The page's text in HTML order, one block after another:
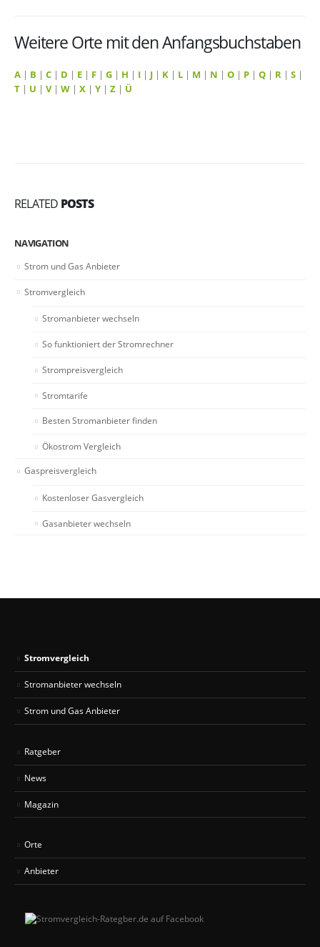
Weitere Orte mit den Anfangsbuchstaben
A | B | C | D | E | F | G | H | I | J | K | L | M | N | O | P | Q | R | S |
T | U | V| W | X | Y | Z | Ü
RELATED POSTS
NAVIGATION
Strom und Gas Anbieter
Stromvergleich
Stromanbieter wechseln
So funktioniert der Stromrechner
Strompreisvergleich
Stromtarife
Besten Stromanbieter finden
Ökostrom Vergleich
Gaspreisvergleich
Kostenloser Gasvergleich
Gasanbieter wechseln
Stromvergleich
Stromanbieter wechseln
Strom und Gas Anbieter
Ratgeber
News
Magazin
Orte
Anbieter